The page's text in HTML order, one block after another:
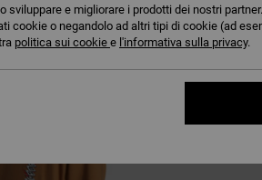
e migliorare i prodotti dei nostri
cookie o negandolo ad altri tipi di cookie (ad
politica sui cookie e l'informativa sulla privacy.